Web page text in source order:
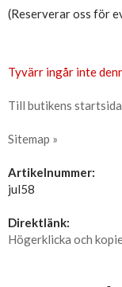
(Reserverar oss för
Tyvärr ingår inte
Till butikens startsida
Sitemap »
Artikelnummer:
jul58
Direktlänk:
Högerklicka och